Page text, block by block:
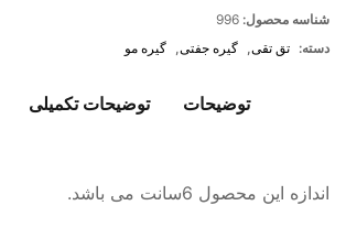
شناسه محصول: 996
دسته: تق تقی, گیره جفتی, گیره مو
توضیحات توضیحات تکمیلی
اندازه این محصول 6سانت می باشد.